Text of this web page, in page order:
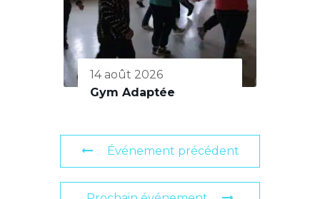
14 août 2026
Gym Adaptée
Événement précédent